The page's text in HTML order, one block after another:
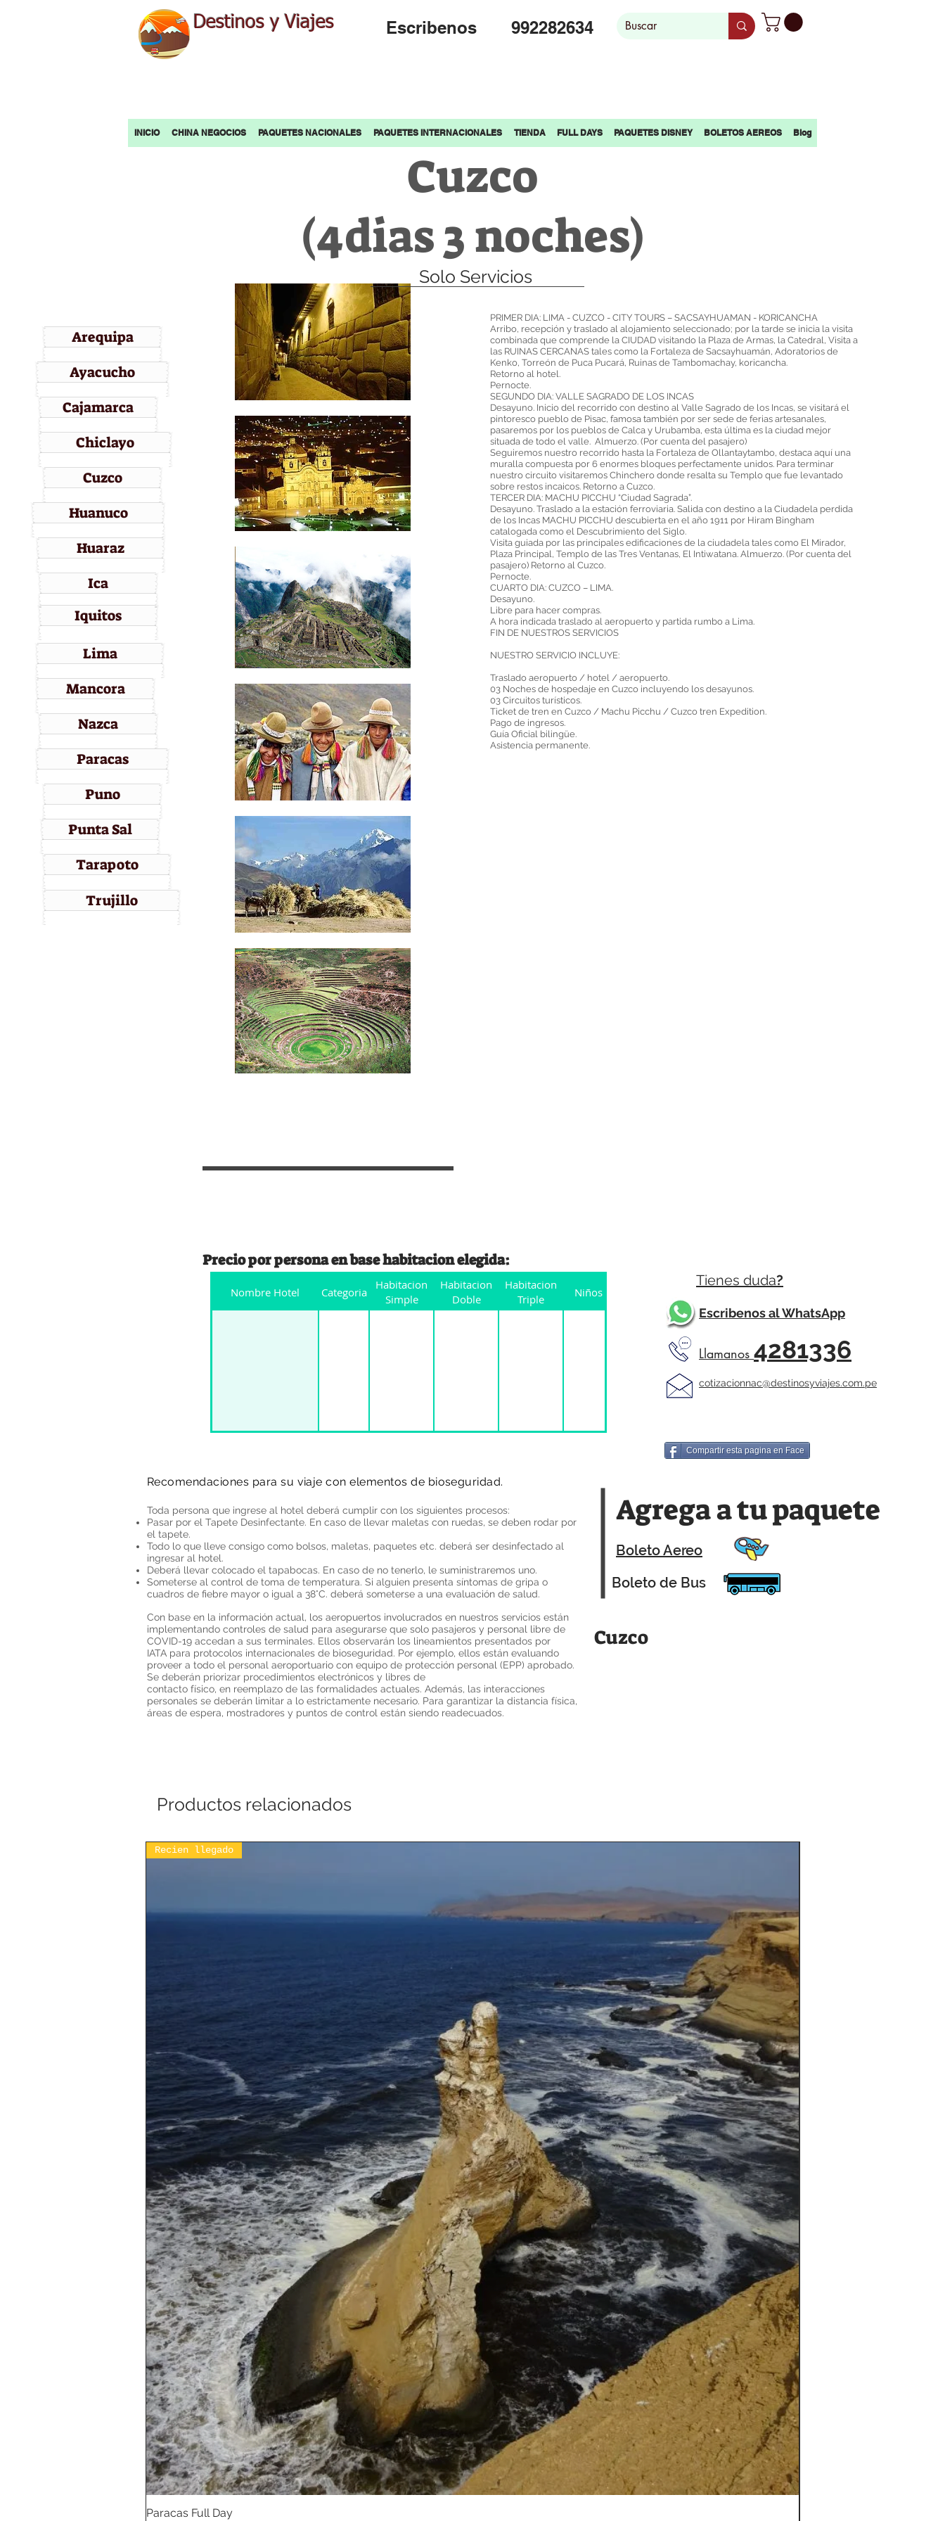
Destinos y Viajes Escribenos 992282634
INICIO CHINA NEGOCIOS PAQUETES NACIONALES PAQUETES INTERNACIONALES TIENDA FULL DAYS PAQUETES DISNEY BOLETOS AEREOS Blog
Cuzco
(4dias 3 noches)
Compartir esta pagina en Face
PRIMER DIA: LIMA - CUZCO - CITY TOURS – SACSAYHUAMAN - KORICANCHA
Arribo, recepción y traslado al alojamiento seleccionado; por la tarde se inicia la visita
combinada que comprende la CIUDAD visitando la Plaza de Armas, la Catedral, Visita a
las RUINAS CERCANAS tales como la Fortaleza de Sacsayhuamán, Adoratorios de
Kenko, Torreón de Puca Pucará, Ruinas de Tambomachay, koricancha.
Retorno al hotel.
Pernocte.
SEGUNDO DIA: VALLE SAGRADO DE LOS INCAS
Desayuno. Inicio del recorrido con destino al Valle Sagrado de los Incas, se visitará el
pintoresco pueblo de Pisac, famosa también por ser sede de ferias artesanales,
pasaremos por los pueblos de Calca y Urubamba, esta última es la ciudad mejor
situada de todo el valle. Almuerzo. (Por cuenta del pasajero)
Seguiremos nuestro recorrido hasta la Fortaleza de Ollantaytambo, destaca aquí una
muralla compuesta por 6 enormes bloques perfectamente unidos. Para terminar
nuestro circuito visitaremos Chinchero donde resalta su Templo que fue levantado
sobre restos incaicos. Retorno a Cuzco.
TERCER DIA: MACHU PICCHU “Ciudad Sagrada”.
Desayuno. Traslado a la estación ferroviaria. Salida con destino a la Ciudadela perdida
de los Incas MACHU PICCHU descubierta en el año 1911 por Hiram Bingham
catalogada como el Descubrimiento del Siglo.
Visita guiada por las principales edificaciones de la ciudadela tales como El Mirador,
Plaza Principal, Templo de las Tres Ventanas, El Intiwatana. Almuerzo. (Por cuenta del
pasajero) Retorno al Cuzco.
Pernocte.
CUARTO DIA: CUZCO – LIMA.
Desayuno.
Libre para hacer compras.
A hora indicada traslado al aeropuerto y partida rumbo a Lima.
FIN DE NUESTROS SERVICIOS
NUESTRO SERVICIO INCLUYE:
Traslado aeropuerto / hotel / aeropuerto.
03 Noches de hospedaje en Cuzco incluyendo los desayunos.
03 Circuitos turísticos.
Ticket de tren en Cuzco / Machu Picchu / Cuzco tren Expedition.
Pago de ingresos.
Guía Oficial bilingüe.
Asistencia permanente.
Arequipa
Ayacucho
Cajamarca
Chiclayo
Cuzco
Huanuco
Huaraz
Ica
Iquitos
Lima
Mancora
Nazca
Paracas
Puno
Punta Sal
Tarapoto
Trujillo
Solo Servicios
Precio por persona en base habitacion elegida:
Tienes duda?
Escribenos al WhatsApp
Llamanos 4281336
cotizacionnac@destinosyviajes.com.pe
Recomendaciones para su viaje con elementos de bioseguridad.
Toda persona que ingrese al hotel deberá cumplir con los siguientes procesos:
Pasar por el Tapete Desinfectante. En caso de llevar maletas con ruedas, se deben rodar por
el tapete.
Todo lo que lleve consigo como bolsos, maletas, paquetes etc. deberá ser desinfectado al
ingresar al hotel.
Deberá llevar colocado el tapabocas. En caso de no tenerlo, le suministraremos uno.
Someterse al control de toma de temperatura. Si alguien presenta síntomas de gripa o
cuadros de fiebre mayor o igual a 38°C. deberá someterse a una evaluación de salud.
Con base en la información actual, los aeropuertos involucrados en nuestros servicios están
implementando controles de salud para asegurarse que solo pasajeros y personal libre de
COVID-19 accedan a sus terminales. Ellos observarán los lineamientos presentados por
IATA para protocolos internacionales de bioseguridad. Por ejemplo, ellos están evaluando
proveer a todo el personal aeroportuario con equipo de protección personal (EPP) aprobado.
Se deberán priorizar procedimientos electrónicos y libres de
contacto físico, en reemplazo de las formalidades actuales. Además, las interacciones
personales se deberán limitar a lo estrictamente necesario. Para garantizar la distancia física,
áreas de espera, mostradores y puntos de control están siendo readecuados.
Boleto Aereo
Boleto de Bus
Agrega a tu paquete
Cuzco
Nombre Hotel Categoria
Habitacion
Simple
Habitacion
Doble
Habitacion
Triple
Niños
Productos relacionados
Recien llegado
Paracas Full Day